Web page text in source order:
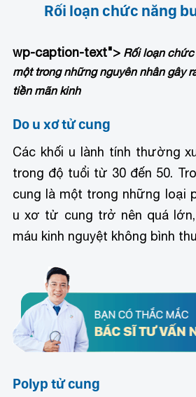
Rối loạn chức năng
wp-caption-text"> Rối loạn
một trong những nguyên nhân gây
tiền mãn kinh
Do u xơ tử cung
Các khối u lành tính thường
trong độ tuổi từ 30 đến 50.
cung là một trong những loại
u xơ tử cung trở nên quá
máu kinh nguyệt không bình
Polyp tử cung